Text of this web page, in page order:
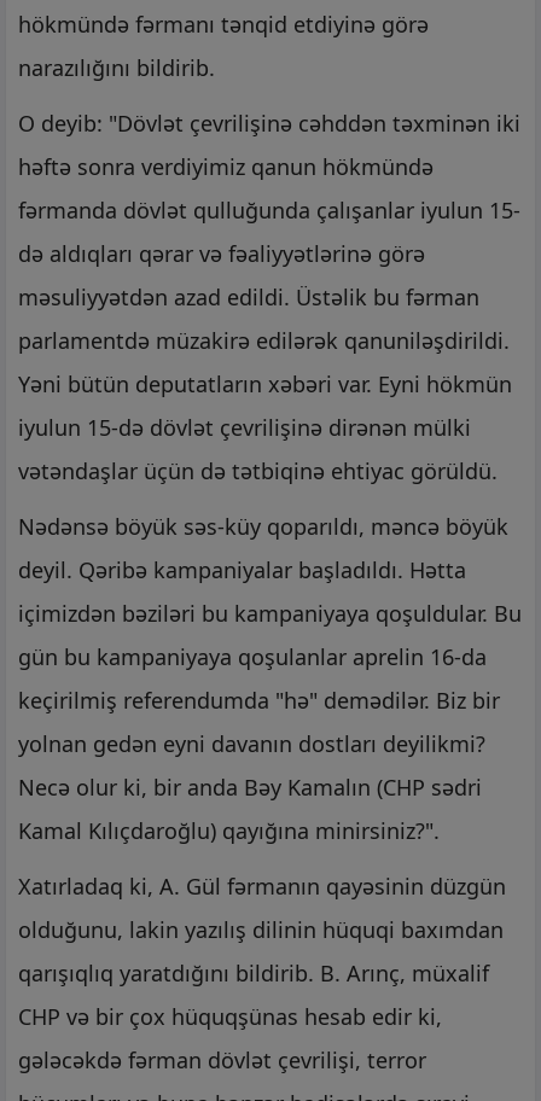
hökmündə fərmanı tənqid etdiyinə görə
narazılığını bildirib.
O deyib: "Dövlət çevrilişinə cəhddən təxminən iki
həftə sonra verdiyimiz qanun hökmündə
fərmanda dövlət qulluğunda çalışanlar iyulun 15-
də aldıqları qərar və fəaliyyətlərinə görə
məsuliyyətdən azad edildi. Üstəlik bu fərman
parlamentdə müzakirə edilərək qanuniləşdirildi.
Yəni bütün deputatların xəbəri var. Eyni hökmün
iyulun 15-də dövlət çevrilişinə dirənən mülki
vətəndaşlar üçün də tətbiqinə ehtiyac görüldü.
Nədənsə böyük səs-küy qoparıldı, məncə böyük
deyil. Qəribə kampaniyalar başladıldı. Hətta
içimizdən bəziləri bu kampaniyaya qoşuldular. Bu
gün bu kampaniyaya qoşulanlar aprelin 16-da
keçirilmiş referendumda "hə" demədilər. Biz bir
yolnan gedən eyni davanın dostları deyilikmi?
Necə olur ki, bir anda Bəy Kamalın (CHP sədri
Kamal Kılıçdaroğlu) qayığına minirsiniz?".
Xatırladaq ki, A. Gül fərmanın qayəsinin düzgün
olduğunu, lakin yazılış dilinin hüquqi baxımdan
qarışıqlıq yaratdığını bildirib. B. Arınç, müxalif
CHP və bir çox hüquqşünas hesab edir ki,
gələcəkdə fərman dövlət çevrilişi, terror